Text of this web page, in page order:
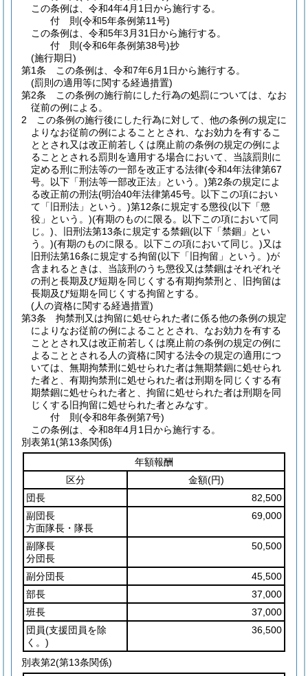
この条例は、令和4年4月1日から施行する。
付 則(令和5年条例第11号)
この条例は、令和5年3月31日から施行する。
付 則(令和6年条例第38号)抄
(施行期日)
第1条
この条例は、令和7年6月1日から施行する。
(罰則の適用等に関する経過措置)
第2条
この条例の施行前にした行為の処罰については、なお
従前の例による。
2
この条例の施行後にした行為に対して、他の条例の規定に
よりなお従前の例によることとされ、なお効力を有するこ
ととされ又は改正前若しくは廃止前の条例の規定の例によ
ることとされる罰則を適用する場合において、当該罰則に
定める刑に刑法等の一部を改正する法律(令和4年法律第67
号。以下「刑法等一部改正法」という。)第2条の規定によ
る改正前の刑法(明治40年法律第45号。以下この項におい
て「旧刑法」という。)第12条に規定する懲役(以下「懲
役」という。)(有期のものに限る。以下この項において同
じ。) 、旧刑法第13条に規定する禁錮(以下「禁錮」とい
う。)(有期のものに限る。以下この項において同じ。)又は
旧刑法第16条に規定する拘留(以下「旧拘留」という。)が
含まれるときは、当該刑のうち懲役又は禁錮はそれぞれそ
の刑と長期及び短期を同じくする有期拘禁刑と、旧拘留は
長期及び短期を同じくする拘留とする。
(人の資格に関する経過措置)
第3条
拘禁刑又は拘留に処せられた者に係る他の条例の規定
によりなお従前の例によることとされ、なお効力を有する
こととされ又は改正前若しくは廃止前の条例の規定の例に
よることとされる人の資格に関する法令の規定の適用につ
いては、無期拘禁刑に処せられた者は無期禁錮に処せられ
た者と、有期拘禁刑に処せられた者は刑期を同じくする有
期禁錮に処せられた者と、拘留に処せられた者は刑期を同
じくする旧拘留に処せられた者とみなす。
付 則(令和8年条例第7号)
この条例は、令和8年4月1日から施行する。
別表第1(第13条関係)
年額報酬
区分
金額(円)
団長
82,500
副団長
方面隊長・隊長
69,000
副隊長
分団長
50,500
副分団長
45,500
部長
37,000
班長
37,000
団員(支援団員を除
く。)
36,500
別表第2(第13条関係)